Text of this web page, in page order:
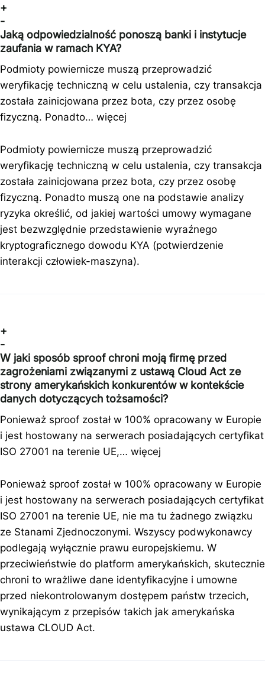
+
-
Jaką odpowiedzialność ponoszą banki i instytucje
zaufania w ramach KYA?
Podmioty powiernicze muszą przeprowadzić
weryfikację techniczną w celu ustalenia, czy transakcja
została zainicjowana przez bota, czy przez osobę
fizyczną. Ponadto… więcej
Podmioty powiernicze muszą przeprowadzić
weryfikację techniczną w celu ustalenia, czy transakcja
została zainicjowana przez bota, czy przez osobę
fizyczną. Ponadto muszą one na podstawie analizy
ryzyka określić, od jakiej wartości umowy wymagane
jest bezwzględnie przedstawienie wyraźnego
kryptograficznego dowodu KYA (potwierdzenie
interakcji człowiek-maszyna).
+
-
W jaki sposób sproof chroni moją firmę przed
zagrożeniami związanymi z ustawą Cloud Act ze
strony amerykańskich konkurentów w kontekście
danych dotyczących tożsamości?
Ponieważ sproof został w 100% opracowany w Europie
i jest hostowany na serwerach posiadających certyfikat
ISO 27001 na terenie UE,… więcej
Ponieważ sproof został w 100% opracowany w Europie
i jest hostowany na serwerach posiadających certyfikat
ISO 27001 na terenie UE, nie ma tu żadnego związku
ze Stanami Zjednoczonymi. Wszyscy podwykonawcy
podlegają wyłącznie prawu europejskiemu. W
przeciwieństwie do platform amerykańskich, skutecznie
chroni to wrażliwe dane identyfikacyjne i umowne
przed niekontrolowanym dostępem państw trzecich,
wynikającym z przepisów takich jak amerykańska
ustawa CLOUD Act.